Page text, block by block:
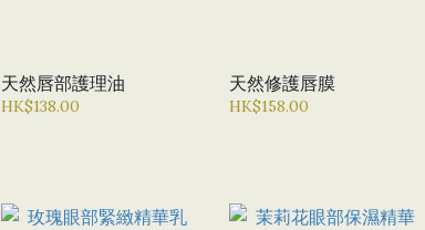
天然唇部護理油
HK$138.00
天然修護唇膜
HK$158.00